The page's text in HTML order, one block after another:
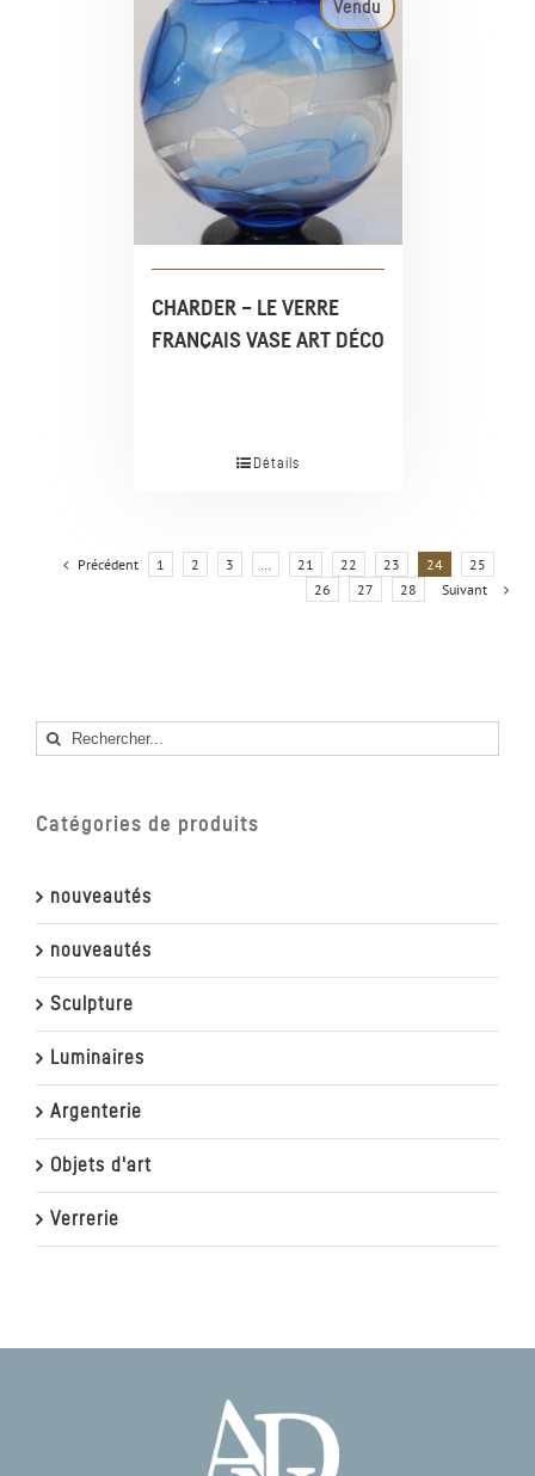
Vendu
CHARDER – LE VERRE
FRANÇAIS VASE ART DÉCO
Détails
Précédent 1 2 3 … 21 22 23 24
25
26
27 28 Suivant
Rechercher
Catégories de produits
nouveautés
nouveautés
Sculpture
Luminaires
Argenterie
Objets d'art
Verrerie